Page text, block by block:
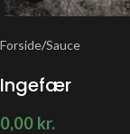
Forside/Sauce
Ingefær
0,00 kr.